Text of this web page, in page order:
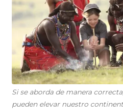
Si se aborda de manera
pueden elevar nuestro